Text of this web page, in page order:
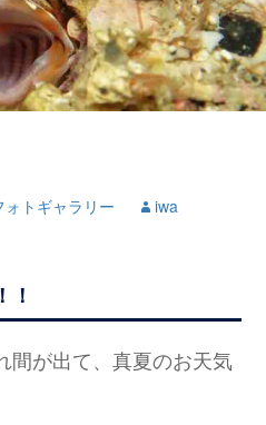
ォトギャラリー iwa
間が出て、真夏のお天気